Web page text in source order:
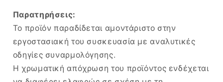
Παρατηρήσεις:
Το προϊόν παραδίδεται αμοντάριστο στην
εργοστασιακή του συσκευασία με αναλυτικές
οδηγίες συναρμολόγησης.
Η χρωματική απόχρωση του προϊόντος ενδέχεται